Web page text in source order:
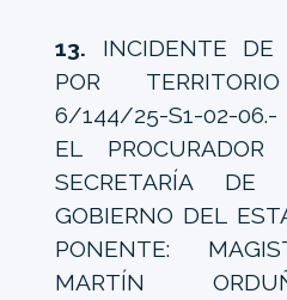
13. INCIDENTE DE
POR
6/144/25-S1-02-06.-
EL
SECRETARÍA DE
GOBIERNO DEL
PONENTE:
MARTÍN